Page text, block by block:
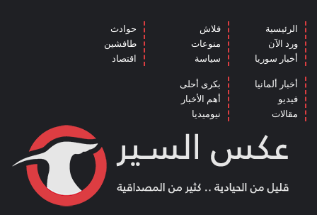
الرئيسية
ورد الآن
أخبار سوريا
فلاش
منوعات
سياسة
حوادث
طافشين
اقتصاد
أخبار ألمانيا
فيديو
مقالات
بكرى أحلى
أهم الأخبار
نيوميديا